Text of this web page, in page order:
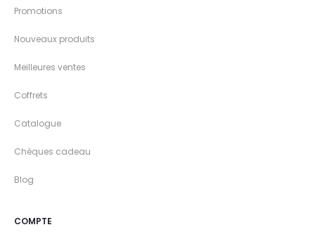
Promotions
Nouveaux produits
Meilleures ventes
Coffrets
Catalogue
Chèques cadeau
Blog
COMPTE